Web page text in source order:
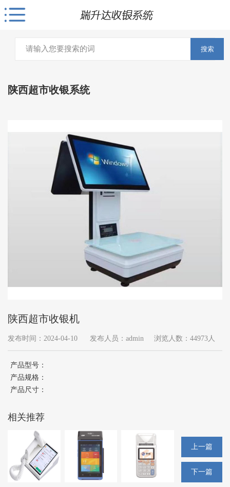
搜索
陕西超市收银系统
陕西超市收银机
发布时间：2024-04-10 发布人员：admin 浏览人数：44973人
产品型号：
产品规格：
产品尺寸：
相关推荐
上一篇
下一篇